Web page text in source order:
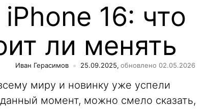
16: что
ли менять
Иван Герасимов 25.09.2025, обновлено 02.05.2026
миру и новинку уже успели
момент, можно смело сказать,